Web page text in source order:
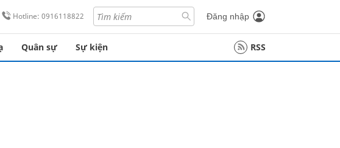
Hotline: 0916118822 Đăng nhập
Quân sự Sự kiện RSS